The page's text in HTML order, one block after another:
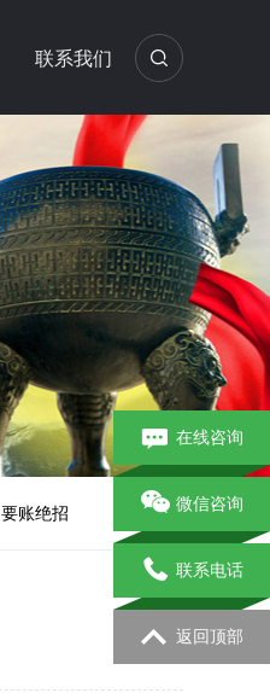
联系我们
要账绝招 要债方法
在线咨询
微信咨询
联系电话
返回顶部